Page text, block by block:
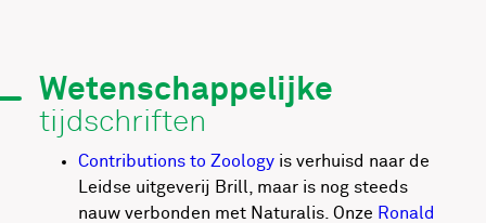
Wetenschappelijke
tijdschriften
Contributions to Zoologyis verhuisd naar de
Leidse uitgeverij Brill, maar is nog steeds
nauw verbonden met Naturalis. Onze Ronald